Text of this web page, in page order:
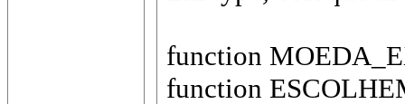
function
function